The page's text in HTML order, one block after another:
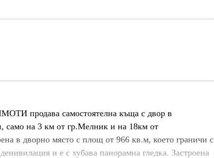
продава самостоятелна къща с двор в
само на 3 км от гр.Мелник и на 18км от
в дворно място с площ от 966 кв.м, което граничи с
и е с хубава панорамна гледка. Застроена